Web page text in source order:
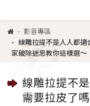
影音專區
線雕拉提不是人人都適
家破除迷思教你這樣選～
線雕拉提不
需要拉皮了